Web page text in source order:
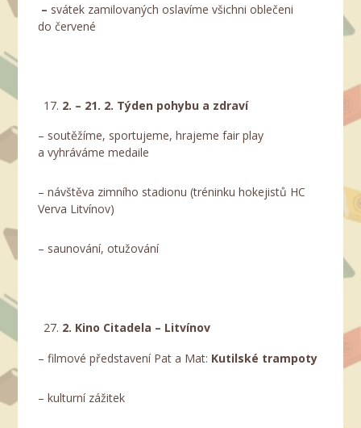
– svátek zamilovaných oslavíme všichni oblečeni
do červené
2. – 21. 2. Týden pohybu a zdraví
– soutěžíme, sportujeme, hrajeme fair play
a vyhráváme medaile
– návštěva zimního stadionu (tréninku hokejistů HC
Verva Litvínov)
– saunování, otužování
2. Kino Citadela – Litvínov
– filmové představení Pat a Mat: Kutilské trampoty
– kulturní zážitek